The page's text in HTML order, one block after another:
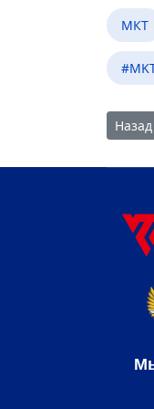
МКТ
Назад